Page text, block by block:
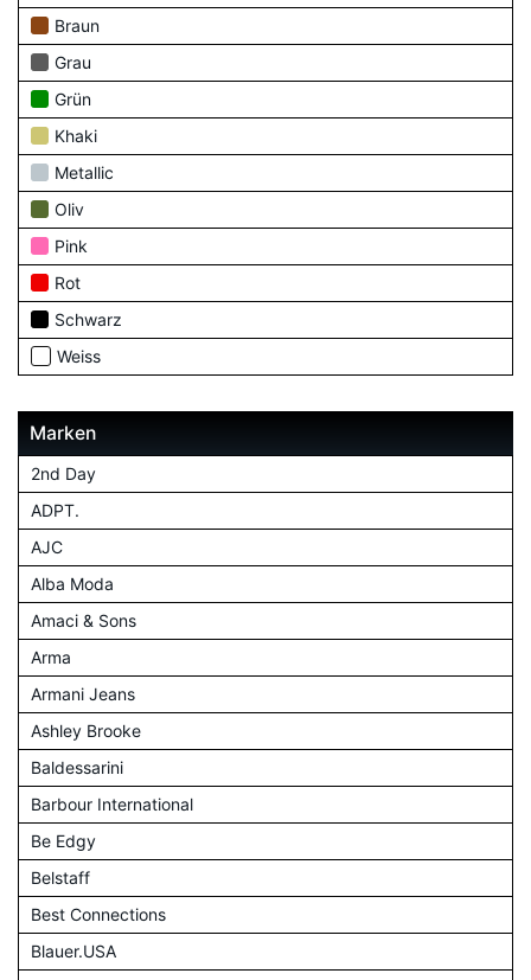
Braun
Grau
Grün
Khaki
Metallic
Oliv
Pink
Rot
Schwarz
Weiss
Marken
2nd Day
ADPT.
AJC
Alba Moda
Amaci & Sons
Arma
Armani Jeans
Ashley Brooke
Baldessarini
Barbour International
Be Edgy
Belstaff
Best Connections
Blauer.USA